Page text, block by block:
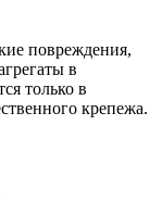
повреждения,
в
только в
крепежа.